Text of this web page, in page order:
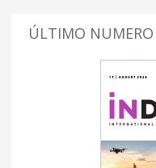
ÚLTIMO NUMERO